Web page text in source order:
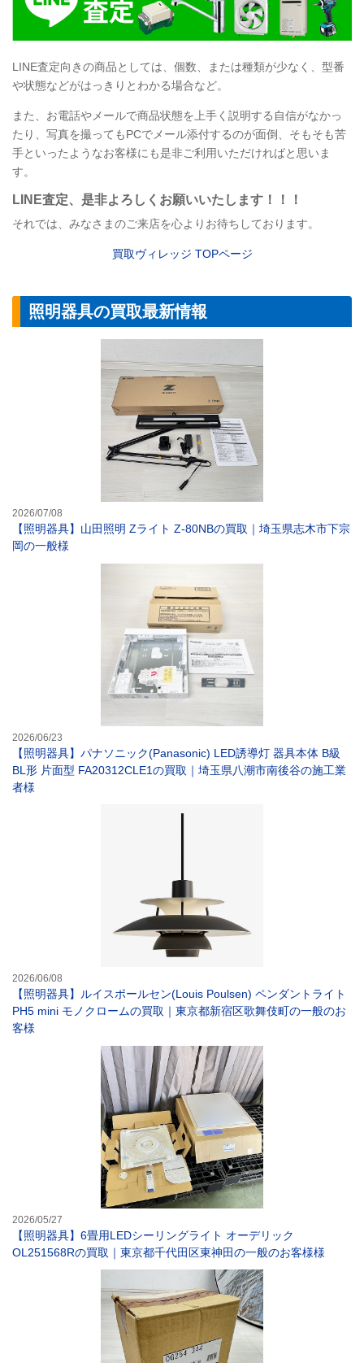
LINE査定向きの商品としては、個数、または種類が少なく、型番
や状態などがはっきりとわかる場合など。
また、お電話やメールで商品状態を上手く説明する自信がなかっ
たり、写真を撮ってもPCでメール添付するのが面倒、そもそも苦
手といったようなお客様にも是非ご利用いただければと思いま
す。
LINE査定、是非よろしくお願いいたします！！！
それでは、みなさまのご来店を心よりお待ちしております。
買取ヴィレッジ TOPページ
照明器具の買取最新情報
2026/07/08
【照明器具】山田照明 Zライト Z-80NBの買取｜埼玉県志木市下宗
岡の一般様
2026/06/23
【照明器具】パナソニック(Panasonic) LED誘導灯 器具本体 B級
BL形 片面型 FA20312CLE1の買取｜埼玉県八潮市南後谷の施工業
者様
2026/06/08
【照明器具】ルイスポールセン(Louis Poulsen) ペンダントライト
PH5 mini モノクロームの買取｜東京都新宿区歌舞伎町の一般のお
客様
2026/05/27
【照明器具】6畳用LEDシーリングライト オーデリック
OL251568Rの買取｜東京都千代田区東神田の一般のお客様様